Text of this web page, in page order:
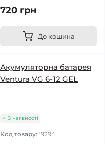
720 грн
До кошика
Акумуляторна батарея
Ventura VG 6-12 GEL
В наявності
Код товару: 19294